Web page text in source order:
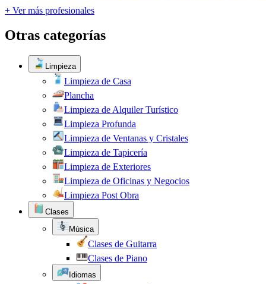
+ Ver más profesionales
Otras categorías
Limpieza
Limpieza de Casa
Plancha
Limpieza de Alquiler Turístico
Limpieza Profunda
Limpieza de Ventanas y Cristales
Limpieza de Tapicería
Limpieza de Exteriores
Limpieza de Oficinas y Negocios
Limpieza Post Obra
Clases
Música
Clases de Guitarra
Clases de Piano
Idiomas